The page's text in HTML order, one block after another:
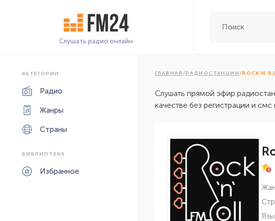
Слушать радио онлайн
КАТЕГОРИИ
Радио
Жанры
Страны
БИБЛИОТЕКА
Избранное
ГЛАВНАЯ /РАДИОСТАНЦИИ/
Слушать прямой эфир
качестве без регистрации и